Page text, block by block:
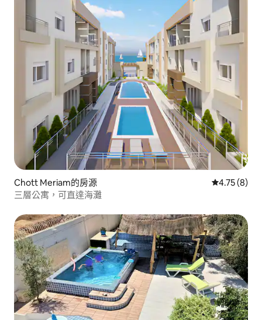
Chott Meriam的房源 從 8 則評價
4.75 (8)
三層公寓，可直達海灘